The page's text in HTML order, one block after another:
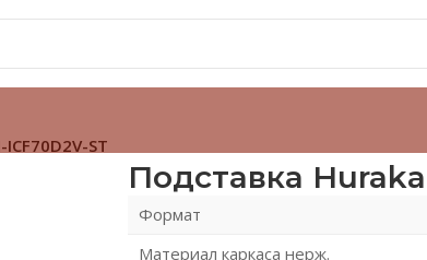
ST
Подставка
Формат
Материал каркаса нерж.